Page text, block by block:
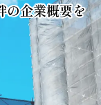
の企業概要を